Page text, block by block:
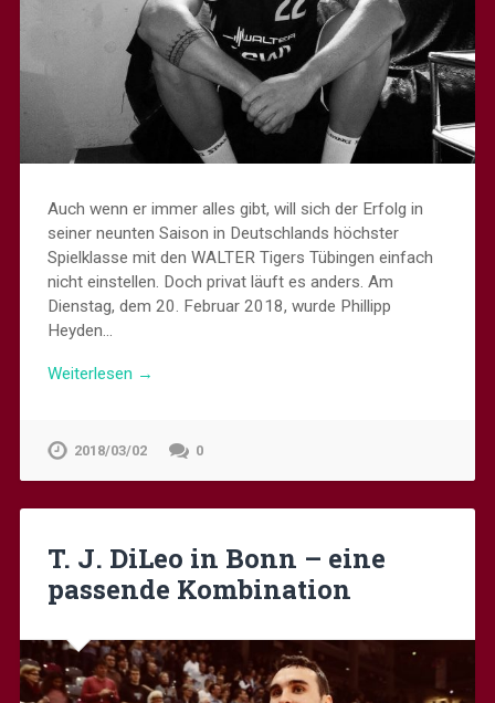
Auch wenn er immer alles gibt, will sich der Erfolg in
seiner neunten Saison in Deutschlands höchster
Spielklasse mit den WALTER Tigers Tübingen einfach
nicht einstellen. Doch privat läuft es anders. Am
Dienstag, dem 20. Februar 2018, wurde Phillipp
Heyden…
Weiterlesen →
2018/03/02 0
T. J. DiLeo in Bonn – eine
passende Kombination